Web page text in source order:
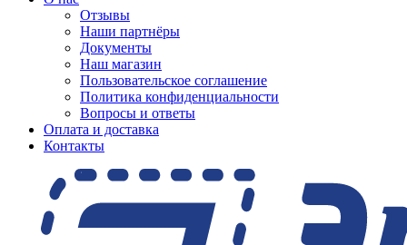
Отзывы
Наши партнёры
Документы
Наш магазин
Пользовательское соглашение
Политика конфиденциальности
Вопросы и ответы
Оплата и доставка
Контакты